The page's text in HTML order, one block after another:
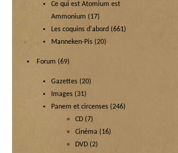
Ce qui est Atomium est
Ammonium (17)
Les coquins d'abord (661)
Manneken-Pis (20)
Forum (69)
Gazettes (20)
Images (31)
Panem et circenses (246)
CD (7)
Cinéma (16)
DVD (2)